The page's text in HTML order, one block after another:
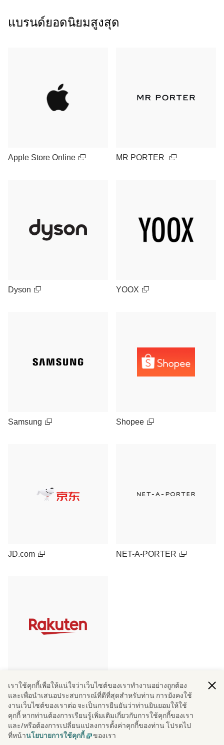
แบรนด์ยอดนิยมสูงสุด
Apple Store Online MR PORTER
Dyson YOOX
Samsung Shopee
JD.com NET-A-PORTER
Rakuten Ichiba (Japan)
ดูเพิ่มเติม
เราใช้คุกกี้เพื่อให้แน่ใจว่าเว็บไซต์ของเราทํางานอย่างถูกต้อง
และเพื่อนําเสนอประสบการณ์ที่ดีที่สุดสําหรับท่าน การยังคงใช้
งานเว็บไซต์ของเราต่อ จะเป็นการยืนยันว่าท่านยินยอมให้ใช้
คุกกี้ หากท่านต้องการเรียนรู้เพิ่มเติมเกี่ยวกับการใช้คุกกี้ของเรา
และ/หรือต้องการเปลี่ยนแปลงการตั้งค่าคุกกี้ของท่าน โปรดไป
ที่หน้านโยบายการใช้คุกกี้ ของเรา